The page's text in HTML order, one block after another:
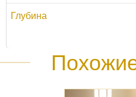
Глубина